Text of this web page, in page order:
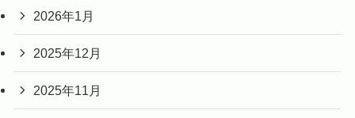
2026年1月
2025年12月
2025年11月